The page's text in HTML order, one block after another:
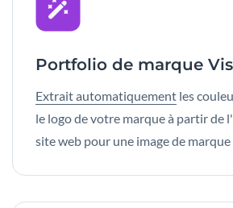
Portfolio de marque
Extrait automatiquement les
le logo de votre marque à partir de
site web pour une image de